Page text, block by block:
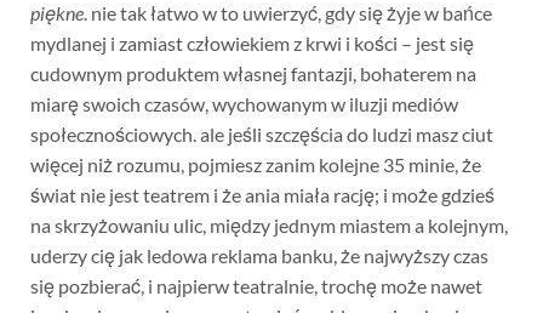
piękne. nie tak łatwo w to uwierzyć, gdy się żyje w bańce
mydlanej i zamiast człowiekiem z krwi i kości – jest się
cudownym produktem własnej fantazji, bohaterem na
miarę swoich czasów, wychowanym w iluzji mediów
społecznościowych. ale jeśli szczęścia do ludzi masz ciut
więcej niż rozumu, pojmiesz zanim kolejne 35 minie, że
świat nie jest teatrem i że ania miała rację; i może gdzieś
na skrzyżowaniu ulic, między jednym miastem a kolejnym,
uderzy cię jak ledowa reklama banku, że najwyższy czas
się pozbierać, i najpierw teatralnie, trochę może nawet